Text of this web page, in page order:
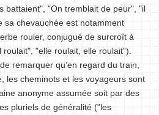
battaient", "On tremblait de peur", "il
sa chevauchée est notamment
rouler, conjugué de surcroît à
"elle roulait, elle roulait").
remarquer qu’en regard du train,
les cheminots et les voyageurs sont
anonyme assumée soit par des
pluriels de généralité ("les